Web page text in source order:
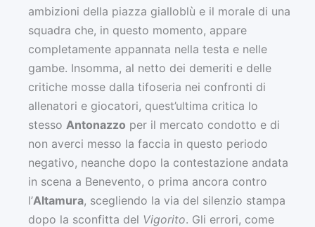
ambizioni della piazza gialloblù e il morale di una
squadra che, in questo momento, appare
completamente appannata nella testa e nelle
gambe. Insomma, al netto dei demeriti e delle
critiche mosse dalla tifoseria nei confronti di
allenatori e giocatori, quest’ultima critica lo
stesso Antonazzo per il mercato condotto e di
non averci messo la faccia in questo periodo
negativo, neanche dopo la contestazione andata
in scena a Benevento, o prima ancora contro
l’Altamura, scegliendo la via del silenzio stampa
dopo la sconfitta del Vigorito. Gli errori, come